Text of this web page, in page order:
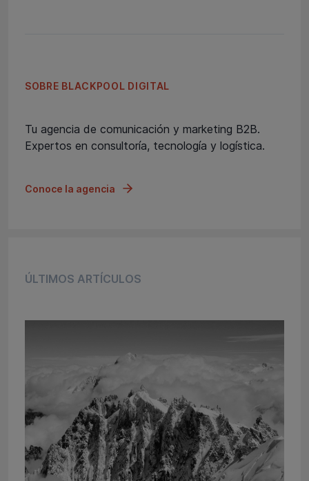
SOBRE BLACKPOOL DIGITAL
Tu agencia de comunicación y marketing B2B.
Expertos en consultoría, tecnología y logística.
Conoce la agencia
ÚLTIMOS ARTÍCULOS